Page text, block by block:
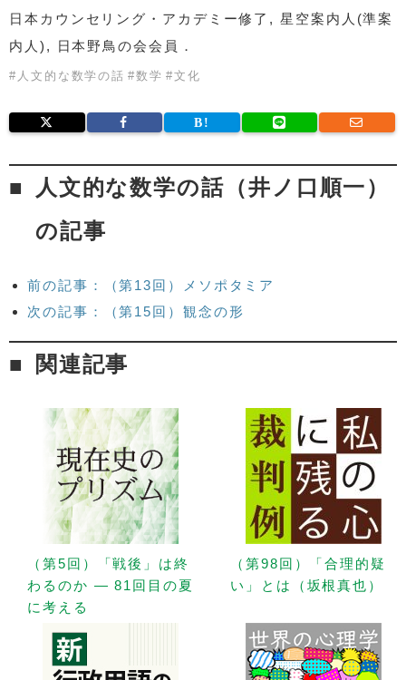
日本カウンセリング・アカデミー修了, 星空案内人(準案
内人), 日本野鳥の会会員．
# 人文的な数学の話 #数学 #文化
人文的な数学の話（井ノ口順一）
の記事
前の記事：（第13回）メソポタミア
次の記事：（第15回）観念の形
関連記事
（第5回）「戦後」は終
わるのか — 81回目の夏
に考える
（第98回）「合理的疑
い」とは（坂根真也）